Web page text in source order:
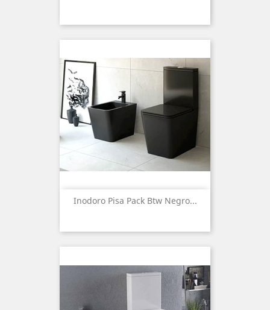
Inodoro Pisa Pack Btw Negro...